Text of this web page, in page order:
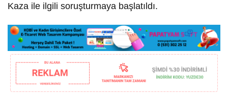
Kaza ile ilgili soruşturmaya başlatıldı.